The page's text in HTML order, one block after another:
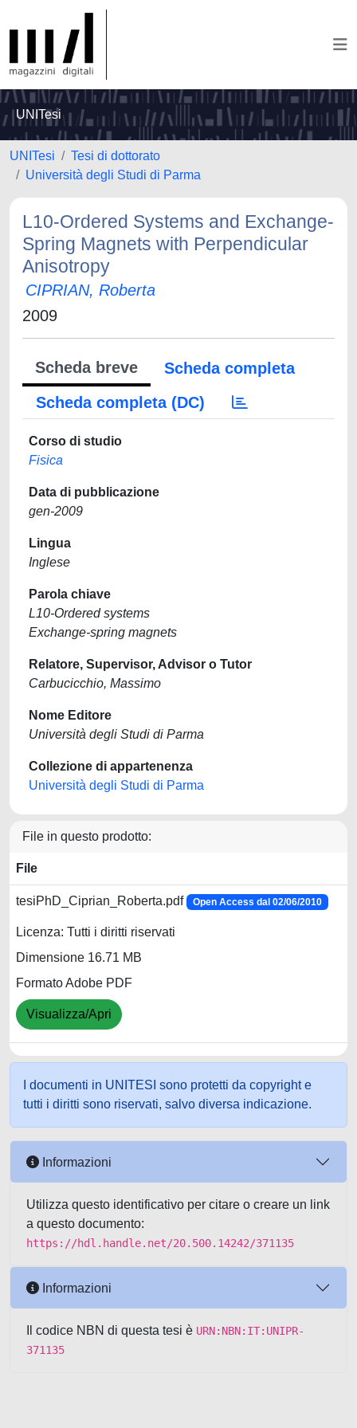
UNITesi
UNITesi
Tesi di dottorato
Università degli Studi di Parma
L10-Ordered Systems and Exchange-
Spring Magnets with Perpendicular
Anisotropy
CIPRIAN, Roberta
2009
Scheda breve
Scheda completa
Scheda completa (DC)
Corso di studio
Fisica
Data di pubblicazione
gen-2009
Lingua
Inglese
Parola chiave
L10-Ordered systems
Exchange-spring magnets
Relatore, Supervisor, Advisor o Tutor
Carbucicchio, Massimo
Nome Editore
Università degli Studi di Parma
Collezione di appartenenza
Università degli Studi di Parma
File in questo prodotto:
File
tesiPhD_Ciprian_Roberta.pdf Open Access dal 02/06/2010
Licenza: Tutti i diritti riservati
Dimensione 16.71 MB
Formato Adobe PDF
Visualizza/Apri
I documenti in UNITESI sono protetti da copyright e
tutti i diritti sono riservati, salvo diversa indicazione.
Informazioni
Utilizza questo identificativo per citare o creare un link
a questo documento:
https://hdl.handle.net/20.500.14242/371135
Informazioni
Il codice NBN di questa tesi è URN:NBN:IT:UNIPR-
371135